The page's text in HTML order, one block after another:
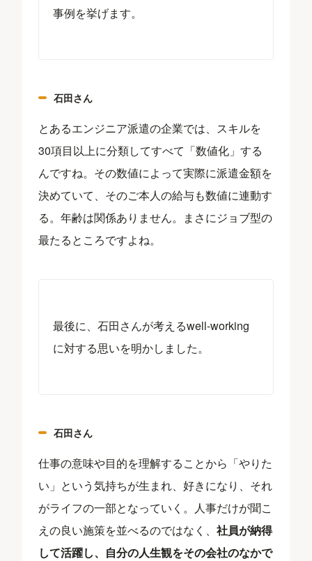
事例を挙げます。
石田さん
とあるエンジニア派遣の企業では、スキルを
30項目以上に分類してすべて「数値化」する
んですね。その数値によって実際に派遣金額を
決めていて、そのご本人の給与も数値に連動す
る。年齢は関係ありません。まさにジョブ型の
最たるところですよね。
最後に、石田さんが考えるwell-working
に対する思いを明かしました。
石田さん
仕事の意味や目的を理解することから「やりた
い」という気持ちが生まれ、好きになり、それ
がライフの一部となっていく。人事だけが聞こ
えの良い施策を並べるのではなく、社員が納得
して活躍し、自分の人生観をその会社のなかで